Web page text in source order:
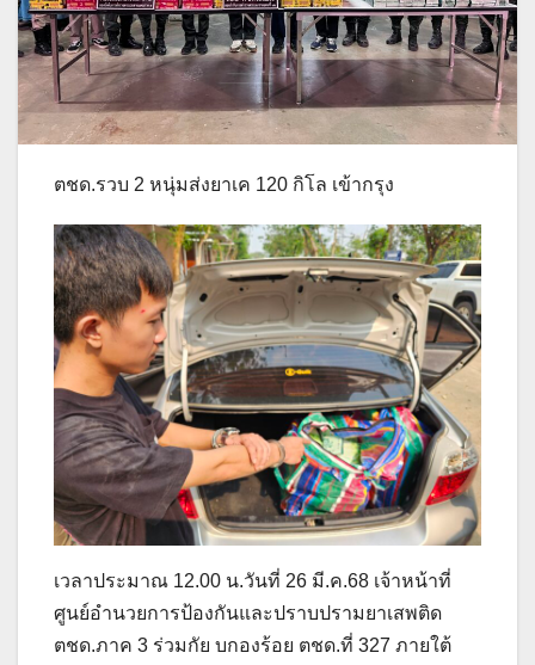
ตชด.รวบ 2 หนุ่มส่งยาเค 120 กิโล เข้ากรุง
เวลาประมาณ 12.00 น.วันที่ 26 มี.ค.68 เจ้าหน้าที่
ศูนย์อำนวยการป้องกันและปราบปรามยาเสพติด
ตชด.ภาค 3 ร่วมกัย บกองร้อย ตชด.ที่ 327 ภายใต้